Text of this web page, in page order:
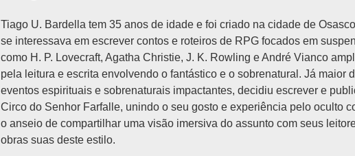
Tiago U. Bardella tem 35 anos de idade e foi criado na cidade de
se interessava em escrever contos e roteiros de RPG focados em
como H. P. Lovecraft, Agatha Christie, J. K. Rowling e André Vianco
pela leitura e escrita envolvendo o fantástico e o sobrenatural. Já maior
eventos espirituais e sobrenaturais impactantes, decidiu escrever e
Circo do Senhor Farfalle, unindo o seu gosto e experiência pelo oculto
o anseio de compartilhar uma visão imersiva do assunto com seus
obras suas deste estilo.